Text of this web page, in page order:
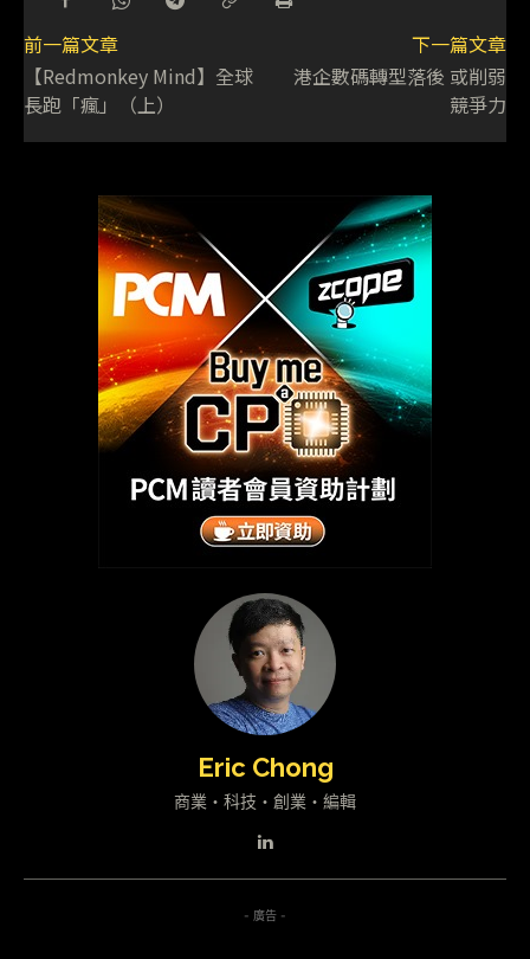
前一篇文章
【Redmonkey Mind】全球
長跑「瘋」（上）
下一篇文章
港企數碼轉型落後 或削弱
競爭力
Eric Chong
商業・科技・創業・編輯
- 廣告 -